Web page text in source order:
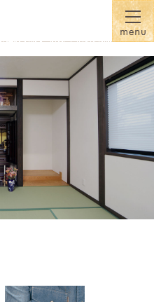
に住むなら誠心住工房フォレスト
ームを手がける工務店なら誠心住工房フ